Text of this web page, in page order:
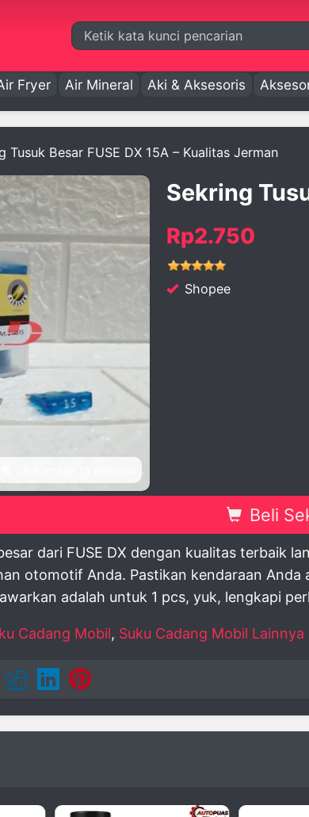
Cari
Fryer Air Mineral Aki & Aksesoris
Tusuk Besar FUSE DX 15A – Kualitas Jerman
Sekring
Rp2.750
Shopee
Beli
dari FUSE DX dengan kualitas terbaik
otomotif Anda. Pastikan kendaraan
adalah untuk 1 pcs, yuk, lengkapi
Cadang Mobil, Suku Cadang Mobil Lainnya